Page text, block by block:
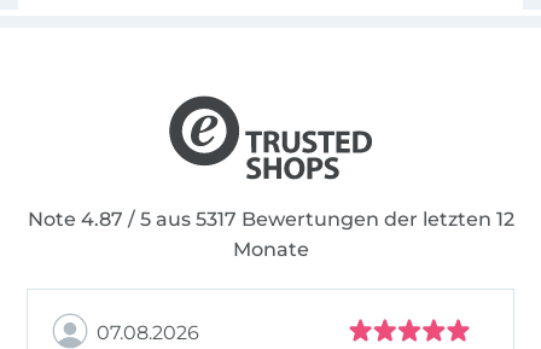
Note 4.87 / 5 aus 5317 Bewertungen der letzten 12
Monate
07.08.2026